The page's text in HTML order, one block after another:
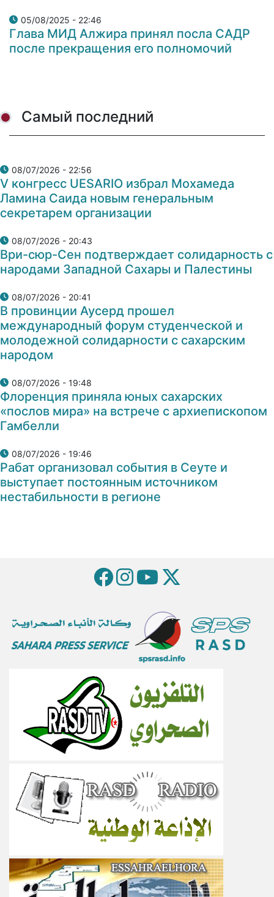
05/08/2025 - 22:46
Глава МИД Алжира принял посла САДР
после прекращения его полномочий
Самый последний
08/07/2026 - 22:56
V конгресс UESARIO избрал Мохамеда
Ламина Саида новым генеральным
секретарем организации
08/07/2026 - 20:43
Ври-сюр-Сен подтверждает солидарность с
народами Западной Сахары и Палестины
08/07/2026 - 20:41
В провинции Аусерд прошел
международный форум студенческой и
молодежной солидарности с сахарским
народом
08/07/2026 - 19:48
Флоренция приняла юных сахарских
«послов мира» на встрече с архиепископом
Гамбелли
08/07/2026 - 19:46
Рабат организовал события в Сеуте и
выступает постоянным источником
нестабильности в регионе